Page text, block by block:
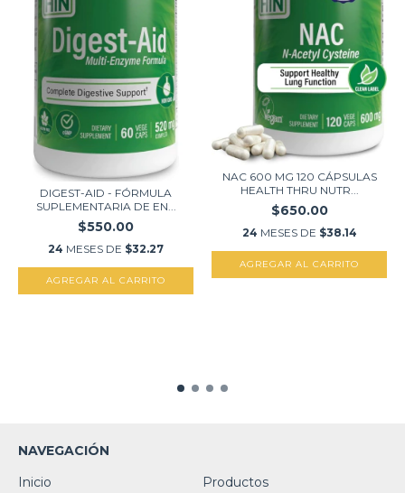
DIGEST-AID - FÓRMULA
SUPLEMENTARIA DE EN...
$550.00
24 MESES DE $32.27
NAC 600 MG 120 CÁPSULAS
HEALTH THRU NUTR...
$650.00
24 MESES DE $38.14
NAVEGACIÓN
Inicio
Productos